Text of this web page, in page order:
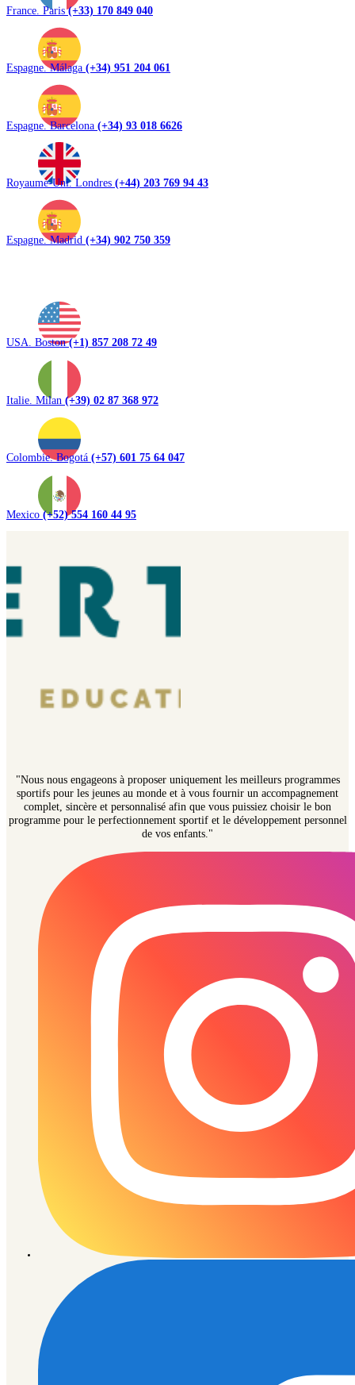
France. Paris(+33) 170 849 040
Espagne. Málaga (+34) 951 204 061
Espagne. Barcelona (+34) 93 018 6626
Royaume-Uni. Londres (+44) 203 769 94 43
Espagne. Madrid (+34) 902 750 359
USA. Boston(+1) 857 208 72 49
Italie. Milan (+39) 02 87 368 972
Colombie. Bogotá (+57) 601 75 64 047
Mexico (+52) 554 160 44 95
"Nous nous engageons à proposer uniquement les meilleurs programmes
sportifs pour les jeunes au monde et à vous fournir un accompagnement
complet, sincère et personnalisé afin que vous puissiez choisir le bon
programme pour le perfectionnement sportif et le développement personnel
de vos enfants."